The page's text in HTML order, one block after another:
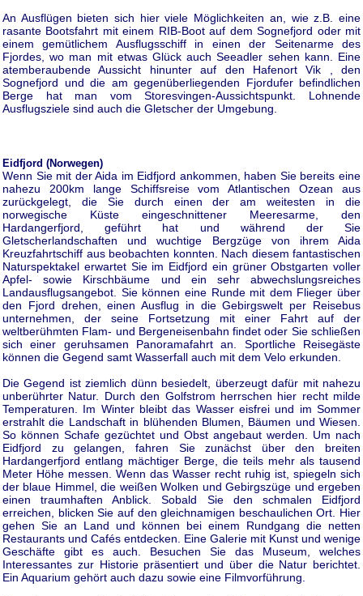
An Ausflügen bieten sich hier viele Möglichkeiten an, wie z.B. eine
rasante Bootsfahrt mit einem RIB-Boot auf dem Sognefjord oder mit
einem gemütlichem Ausflugsschiff in einen der Seitenarme des
Fjordes, wo man mit etwas Glück auch Seeadler sehen kann. Eine
atemberaubende Aussicht hinunter auf den Hafenort Vik , den
Sognefjord und die am gegenüberliegenden Fjordufer befindlichen
Berge hat man vom Storesvingen-Aussichtspunkt. Lohnende
Ausflugsziele sind auch die Gletscher der Umgebung.
Eidfjord (Norwegen)
Wenn Sie mit der Aida im Eidfjord ankommen, haben Sie bereits eine
nahezu 200km lange Schiffsreise vom Atlantischen Ozean aus
zurückgelegt, die Sie durch einen der am weitesten in die
norwegische Küste eingeschnittener Meeresarme, den
Hardangerfjord, geführt hat und während der Sie
Gletscherlandschaften und wuchtige Bergzüge von ihrem Aida
Kreuzfahrtschiff aus beobachten konnten. Nach diesem fantastischen
Naturspektakel erwartet Sie im Eidfjord ein grüner Obstgarten voller
Apfel- sowie Kirschbäume und ein sehr abwechslungsreiches
Landausflugsangebot. Sie können eine Runde mit dem Flieger über
den Fjord drehen, einen Ausflug in die Gebirgswelt per Reisebus
unternehmen, der seine Fortsetzung mit einer Fahrt auf der
weltberühmten Flam- und Bergeneisenbahn findet oder Sie schließen
sich einer geruhsamen Panoramafahrt an. Sportliche Reisegäste
können die Gegend samt Wasserfall auch mit dem Velo erkunden.
Die Gegend ist ziemlich dünn besiedelt, überzeugt dafür mit nahezu
unberührter Natur. Durch den Golfstrom herrschen hier recht milde
Temperaturen. Im Winter bleibt das Wasser eisfrei und im Sommer
erstrahlt die Landschaft in blühenden Blumen, Bäumen und Wiesen.
So können Schafe gezüchtet und Obst angebaut werden. Um nach
Eidfjord zu gelangen, fahren Sie zunächst über den breiten
Hardangerfjord entlang mächtiger Berge, die teils mehr als tausend
Meter Höhe messen. Wenn das Wasser recht ruhig ist, spiegeln sich
der blaue Himmel, die weißen Wolken und Gebirgszüge und ergeben
einen traumhaften Anblick. Sobald Sie den schmalen Eidfjord
erreichen, blicken Sie auf den gleichnamigen beschaulichen Ort. Hier
gehen Sie an Land und können bei einem Rundgang die netten
Restaurants und Cafés entdecken. Eine Galerie mit Kunst und wenige
Geschäfte gibt es auch. Besuchen Sie das Museum, welches
Interessantes zur Historie präsentiert und über die Natur berichtet.
Ein Aquarium gehört auch dazu sowie eine Filmvorführung.